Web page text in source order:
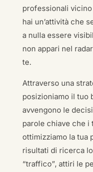
professionali
hai un’attività che
a nulla essere
non appari nel
te.
Attraverso una
posizioniamo il tuo
avvengono le
parole chiave che i
ottimizziamo la tua
risultati di ricerca
“traffico”, attiri le